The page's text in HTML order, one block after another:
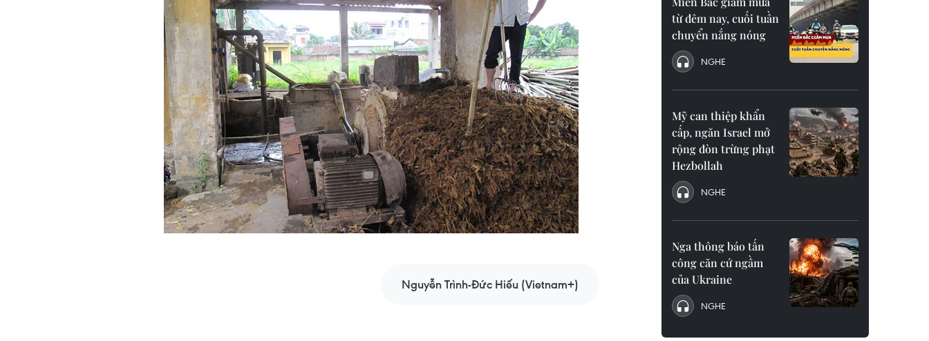
Nguyễn Trình-Đức Hiếu (Vietnam+)
từ đêm nay, cuối tuần
chuyển nắng nóng
NGHE
Mỹ can thiệp khẩn
cấp, ngăn Israel mở
rộng đòn trừng phạt
Hezbollah
NGHE
Nga thông báo tấn
công căn cứ ngầm
của Ukraine
NGHE